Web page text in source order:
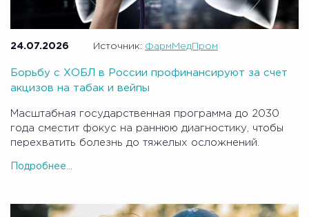
24.07.2026 Источник: ФармМедПром
Борьбу с ХОБЛ в России профинансируют за счет
акцизов на табак и вейпы
Масштабная государственная программа до 2030
года сместит фокус на раннюю диагностику, чтобы
перехватить болезнь до тяжелых осложнений.
Подробнее...